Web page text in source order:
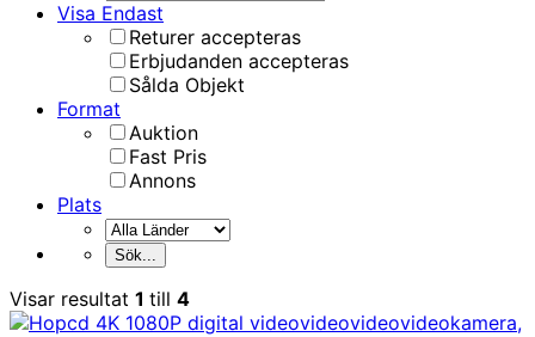
Visa Endast
Returer accepteras
Erbjudanden accepteras
Sålda Objekt
Format
Auktion
Fast Pris
Annons
Plats
Visar resultat 1 till 4